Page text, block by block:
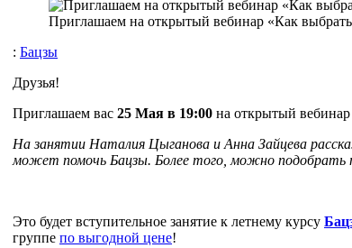
Приглашаем на открытый вебинар «Как
: Бацзы
Друзья!
Приглашаем вас 25 Мая в 19:00 на открытый вебинар
На занятии Наталия Цыганова и Анна Зайцева
может помочь Бацзы. Более того, можно подобрать
Это будет вступительное занятие к летнему курсу
группе по выгодной цене!